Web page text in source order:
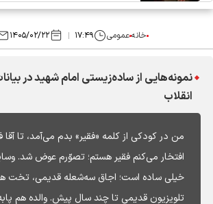
خانهعمومی ۱۷:۴۹ ۱۴۰۵/۰۲/۲۲
نمونه‌هایی از ساده‌زیستی امام شهید در
انقلاب
من در کودکی از کلمه «فقیر» بدم می‌آمد، تا آقا
افتخار می‌کنم فقیر هستم؛ تصوّرم عوض شد.
تلویزیون قدیمی تا چند سال پیش. والده هم